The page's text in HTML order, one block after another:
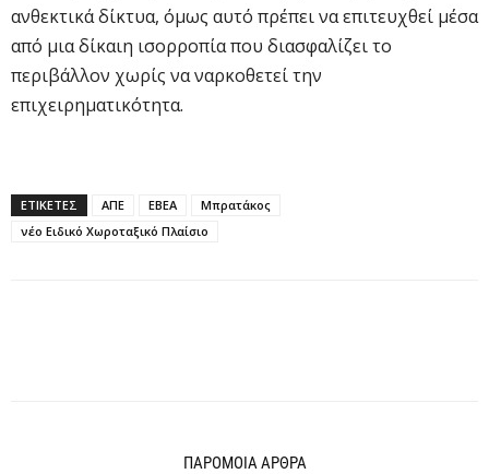
ανθεκτικά δίκτυα, όμως αυτό πρέπει να επιτευχθεί μέσα
από μια δίκαιη ισορροπία που διασφαλίζει το
περιβάλλον χωρίς να ναρκοθετεί την
επιχειρηματικότητα.
ΕΤΙΚΕΤΕΣ ΑΠΕ ΕΒΕΑ
Μπρατάκος
νέο Ειδικό Χωροταξικό Πλαίσιο
ΠΑΡΟΜΟΙΑ ΑΡΘΡΑ